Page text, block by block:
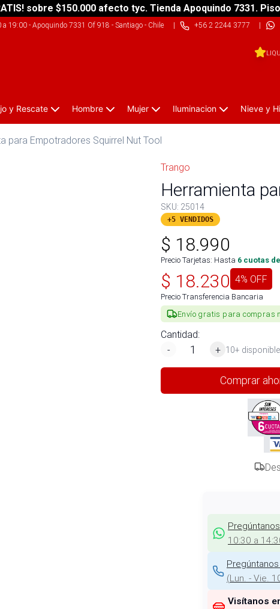
sobre $150.000 afecto tyc. Tienda Apoquindo 7331.
a 19:00- Apoquindo 7331 Of 918 - Santiago - Chile| +56 2 2244 3777 |
y Rescate Hombre Mujer Iluminacion Nieve y
para Empotradores Squirrel Nut Tool
Trango
Herramienta
SKU: 25014
+5 VENDIDOS
$ 18.990
Precio Tarjetas: Hasta 6 cuotas
$ 18.230 4% OFF
Precio Transferencia Bancaria
Envío gratis para compras
Cantidad:
-
+ 10+
Comprar
10:30 a
(Lun. - Vie.
Visítanos